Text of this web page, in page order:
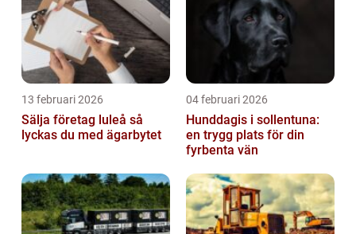
13 februari 2026
Sälja företag luleå så
lyckas du med ägarbytet
04 februari 2026
Hunddagis i sollentuna:
en trygg plats för din
fyrbenta vän